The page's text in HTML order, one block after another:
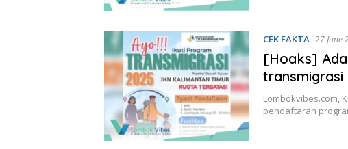
CEK FAKTA 27 June
[Hoaks]
transmigrasi
Lombokvibes.com,
pendaftaran